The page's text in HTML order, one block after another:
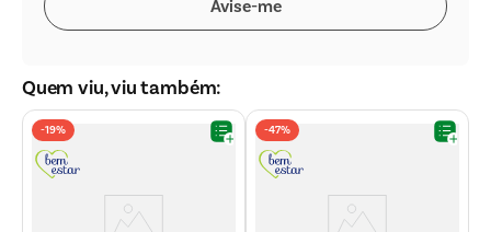
Quem viu, viu também:
-19% -47%